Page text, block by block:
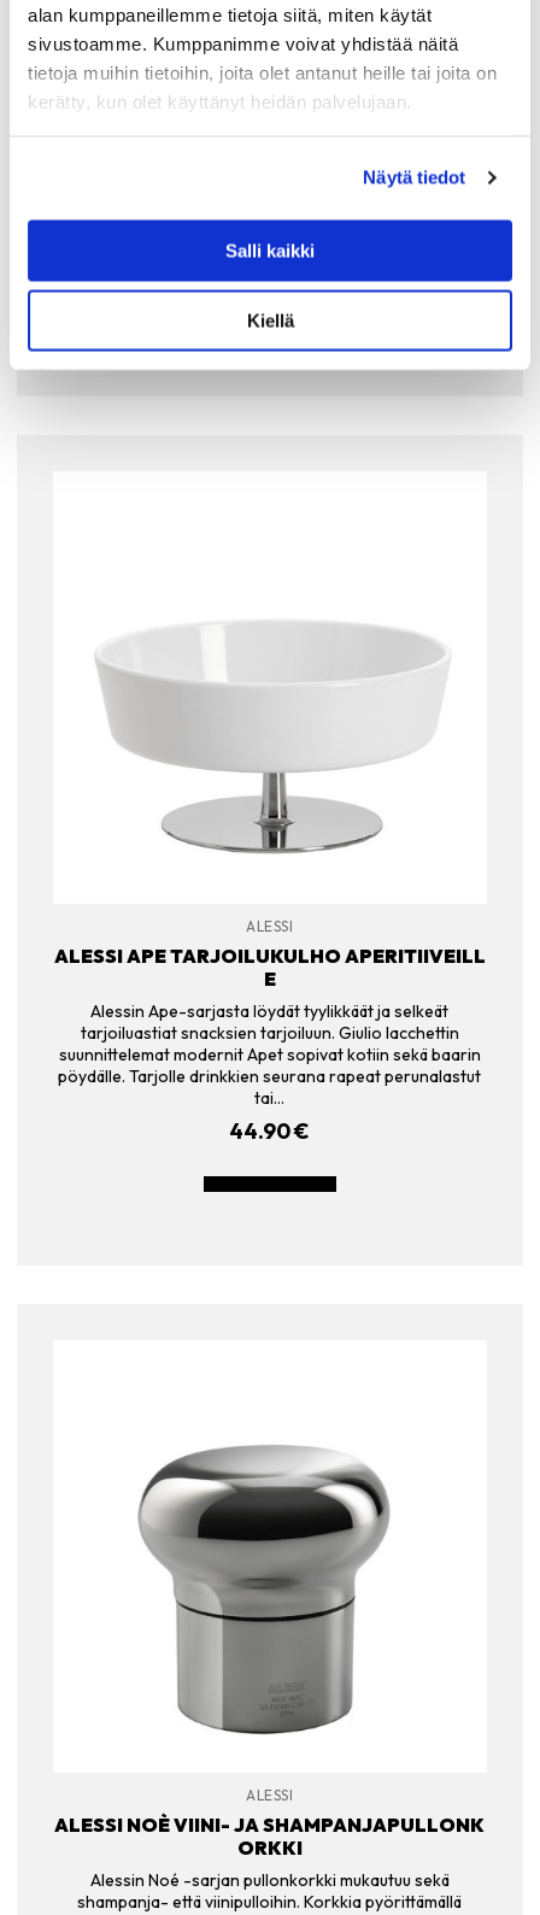
alan kumppaneillemme tietoja siitä, miten käytät
sivustoamme. Kumppanimme voivat yhdistää näitä
tietoja muihin tietoihin, joita olet antanut heille tai joita on
kerätty, kun olet käyttänyt heidän palvelujaan.
Näytä tiedot
Salli kaikki
Kiellä
ALESSI
ALESSI TODO PARMESAANIRAASTIN, TERÄS
JA VAAHTERAPUU
vastuutehtävänä on parmesaanin raastaminen aterioilla
79.00€
LISÄÄ OSTOSKORIIN
ALESSI
ALESSI APE TARJOILUKULHO APERITIIVEILL
E
Alessin Ape-sarjasta löydät tyylikkäät ja selkeät
tarjoiluastiat snacksien tarjoiluun. Giulio Iacchettin
suunnittelemat modernit Apet sopivat kotiin sekä baarin
pöydälle. Tarjolle drinkkien seurana rapeat perunalastut
tai…
44.90€
ALESSI
ALESSI NOÈ VIINI- JA SHAMPANJAPULLONK
ORKKI
Alessin Noé -sarjan pullonkorkki mukautuu sekä
shampanja- että viinipulloihin. Korkkia pyörittämällä